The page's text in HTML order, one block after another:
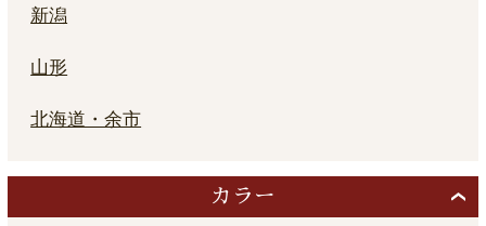
新潟
山形
北海道・余市
カラー